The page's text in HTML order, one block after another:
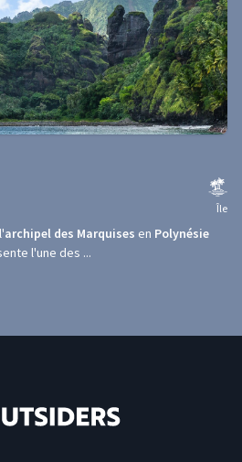
Île
archipel des Marquises en Polynésie
l'une des ...